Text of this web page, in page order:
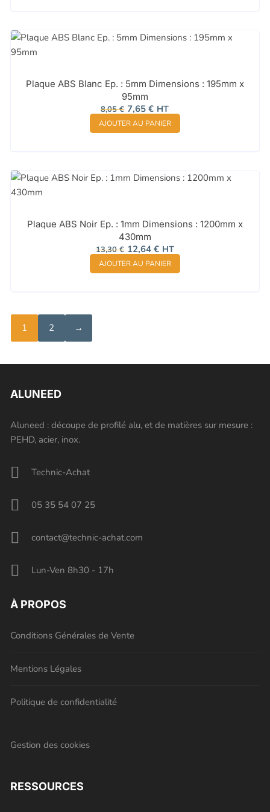
Plaque ABS Blanc Ep. : 5mm Dimensions : 195mm x
95mm
8,05€ Le
prix
initial
était :
7,65€Le
prix
actuel
est :
HT
AJOUTER AU PANIER
Plaque ABS Noir Ep. : 1mm Dimensions : 1200mm x
430mm
13,30€ Le
prix
initial
était :
12,64 €Le
prix
actuel
est :
HT
AJOUTER AU PANIER
1 2 →
ALUNEED
Aluneed : découpe de profilé alu, et de matières sur mesure :
PEHD, acier, inox.
Technic-Achat
05 35 54 07 25
contact@technic-achat.com
Lun-Ven 8h30 - 17h
À PROPOS
Conditions Générales de Vente
Mentions Légales
Politique de confidentialité
Gestion des cookies
RESSOURCES